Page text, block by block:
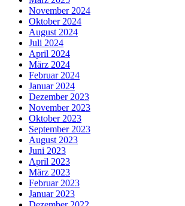
November 2024
Oktober 2024
August 2024
Juli 2024
April 2024
März 2024
Februar 2024
Januar 2024
Dezember 2023
November 2023
Oktober 2023
September 2023
August 2023
Juni 2023
April 2023
März 2023
Februar 2023
Januar 2023